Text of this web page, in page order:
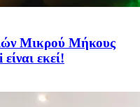
Μικρού Μήκους
εκεί!